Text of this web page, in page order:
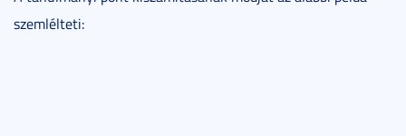
szemlélteti: